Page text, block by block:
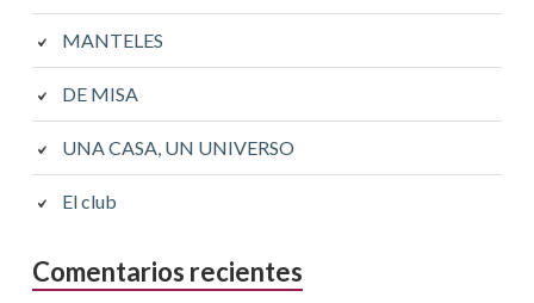
MANTELES
DE MISA
UNA CASA, UN UNIVERSO
El club
Comentarios recientes